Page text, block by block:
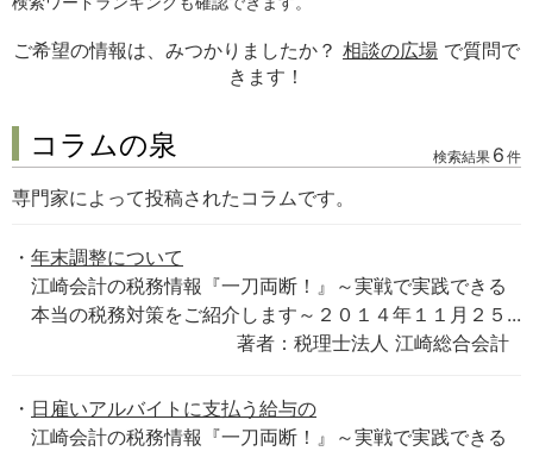
ご希望の情報は、みつかりましたか？ 相談の広場 で質問で
きます！
コラムの泉 検索結果 6 件
専門家によって投稿されたコラムです。
年末調整について
江崎会計の税務情報『一刀両断！』～実戦で実践できる
本当の税務対策をご紹介します～２０１４年１１月２５...
著者：税理士法人 江崎総合会計
日雇いアルバイトに支払う給与の
江崎会計の税務情報『一刀両断！』～実戦で実践できる